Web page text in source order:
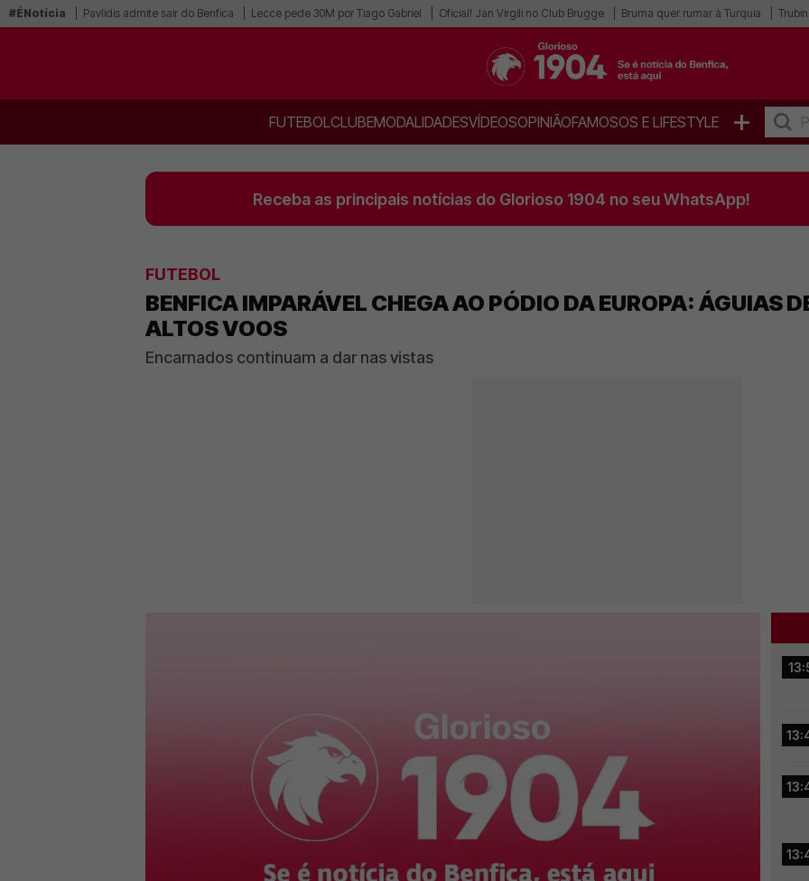
#ÉNotícia Pavlidis admite sair do Benfica Lecce pede 30M por Tiago Gabriel Oficial! Jan Virgili no Club Brugge Bruma quer rumar à Turquia
FUTEBOLCLUBEMODALIDADESVÍDEOSOPINIÃOFAMOSOS E LIFESTYLE +
Receba as principais notícias do Glorioso 1904 no seu WhatsApp!
FUTEBOL
BENFICA IMPARÁVEL CHEGA AO PÓDIO DA EUROPA: ÁGUIAS
ALTOS VOOS
Encarnados continuam a dar nas vistas